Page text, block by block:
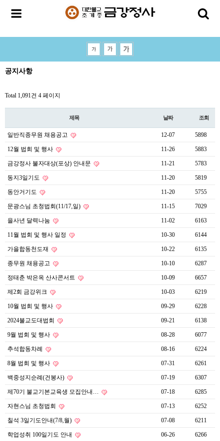
공지사항
Total 1,091건 4 페이지
제목 날짜 조회
일반직종무원 채용공고 12-07 5898
12월 법회 및 행사 11-26 5883
금강정사 불자대상(포상) 안내문 11-21 5783
동지3일기도 11-20 5819
동안거기도 11-20 5755
문광스님 초청법회(11/17,일) 11-15 7029
을사년 달력나눔 11-02 6163
11월 법회 및 행사 일정 10-30 6144
가을합동천도재 10-22 6135
종무원 채용공고 10-10 6287
정태춘 박은옥 산사콘서트 10-09 6657
제2회 금강위크 10-03 6219
10월 법회 및 행사 09-29 6228
2024불교도대법회 09-21 6138
9월 법회 및 행사 08-28 6077
추석합동차례 08-16 6224
8월 법회 및 행사 07-31 6261
백중성지순례(건봉사) 07-19 6307
제70기 불교기본교육생 모집안내… 07-18 6285
자현스님 초청법회 07-13 6252
칠석 3일기도안내(7/8,월) 07-08 6211
학업성취 100일기도 안내 06-26 6266